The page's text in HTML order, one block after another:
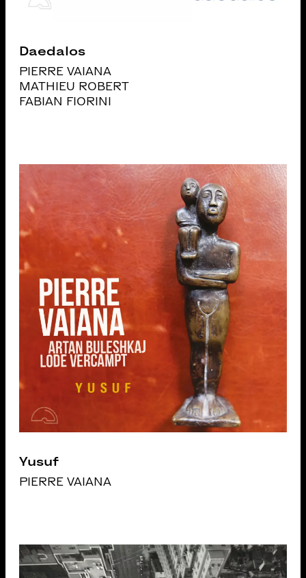
Daedalos
PIERRE VAIANA
MATHIEU ROBERT
FABIAN FIORINI
Yusuf
PIERRE VAIANA